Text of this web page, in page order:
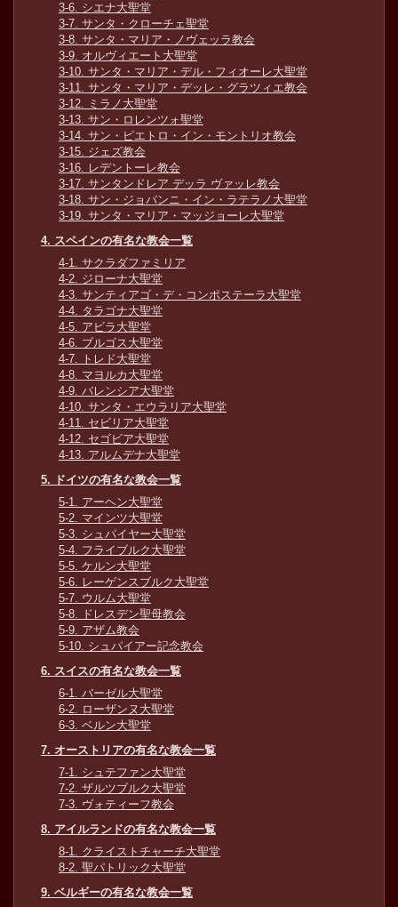
3-6. シエナ大聖堂
3-7. サンタ・クローチェ聖堂
3-8. サンタ・マリア・ノヴェッラ教会
3-9. オルヴィエート大聖堂
3-10. サンタ・マリア・デル・フィオーレ大聖堂
3-11. サンタ・マリア・デッレ・グラツィエ教会
3-12. ミラノ大聖堂
3-13. サン・ロレンツォ聖堂
3-14. サン・ピエトロ・イン・モントリオ教会
3-15. ジェズ教会
3-16. レデントーレ教会
3-17. サンタンドレア デッラ ヴァッレ教会
3-18. サン・ジョバンニ・イン・ラテラノ大聖堂
3-19. サンタ・マリア・マッジョーレ大聖堂
4. スペインの有名な教会一覧
4-1. サクラダファミリア
4-2. ジローナ大聖堂
4-3. サンティアゴ・デ・コンポステーラ大聖堂
4-4. タラゴナ大聖堂
4-5. アビラ大聖堂
4-6. ブルゴス大聖堂
4-7. トレド大聖堂
4-8. マヨルカ大聖堂
4-9. バレンシア大聖堂
4-10. サンタ・エウラリア大聖堂
4-11. セビリア大聖堂
4-12. セゴビア大聖堂
4-13. アルムデナ大聖堂
5. ドイツの有名な教会一覧
5-1. アーヘン大聖堂
5-2. マインツ大聖堂
5-3. シュパイヤー大聖堂
5-4. フライブルク大聖堂
5-5. ケルン大聖堂
5-6. レーゲンスブルク大聖堂
5-7. ウルム大聖堂
5-8. ドレスデン聖母教会
5-9. アザム教会
5-10. シュパイアー記念教会
6. スイスの有名な教会一覧
6-1. バーゼル大聖堂
6-2. ローザンヌ大聖堂
6-3. ベルン大聖堂
7. オーストリアの有名な教会一覧
7-1. シュテファン大聖堂
7-2. ザルツブルク大聖堂
7-3. ヴォティーフ教会
8. アイルランドの有名な教会一覧
8-1. クライストチャーチ大聖堂
8-2. 聖パトリック大聖堂
9. ベルギーの有名な教会一覧